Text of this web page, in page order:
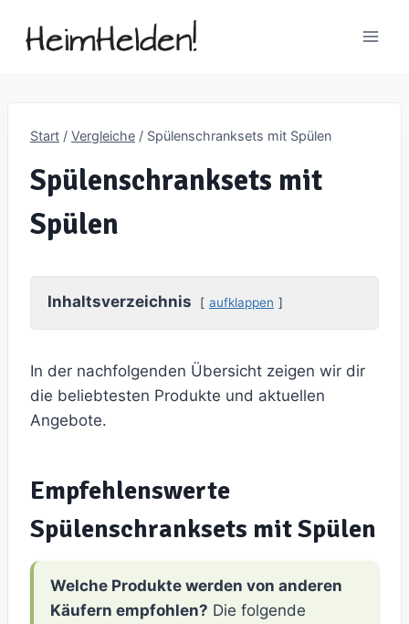
Inhalt
Start / Vergleiche / Spülenschranksets mit Spülen
Spülenschranksets mit
Spülen
Inhaltsverzeichnis aufklappen
In der nachfolgenden Übersicht zeigen wir dir
die beliebtesten Produkte und aktuellen
Angebote.
Empfehlenswerte
Spülenschranksets mit Spülen
Welche Produkte werden von anderen
Käufern empfohlen? Die folgende